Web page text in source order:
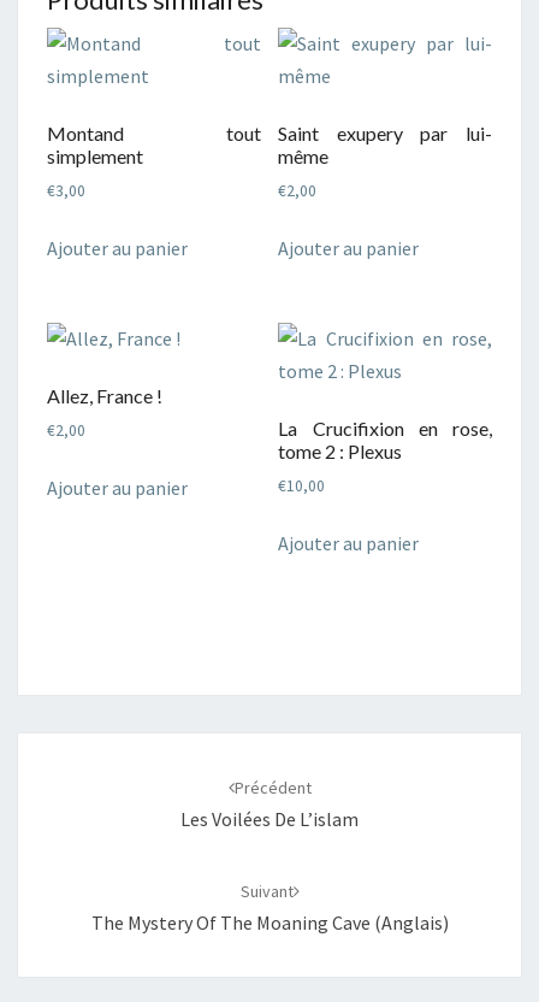
Montand tout
simplement
€3,00
Ajouter au panier
Saint exupery par lui-
même
€2,00
Ajouter au panier
Allez, France !
€2,00
Ajouter au panier
La Crucifixion en rose,
tome 2 : Plexus
€10,00
Ajouter au panier
Précédent
Les Voilées De L’islam
Suivant
The Mystery Of The Moaning Cave (Anglais)